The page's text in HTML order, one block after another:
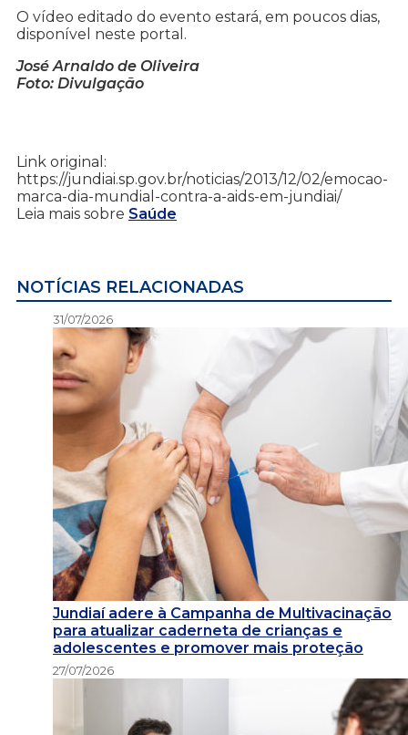
O vídeo editado do evento estará, em poucos dias,
disponível neste portal.
José Arnaldo de Oliveira
Foto: Divulgação
Link original:
https://jundiai.sp.gov.br/noticias/2013/12/02/emocao-
marca-dia-mundial-contra-a-aids-em-jundiai/
Leia mais sobre Saúde
NOTÍCIAS RELACIONADAS
31/07/2026
Jundiaí adere à Campanha de Multivacinação
para atualizar caderneta de crianças e
adolescentes e promover mais proteção
27/07/2026